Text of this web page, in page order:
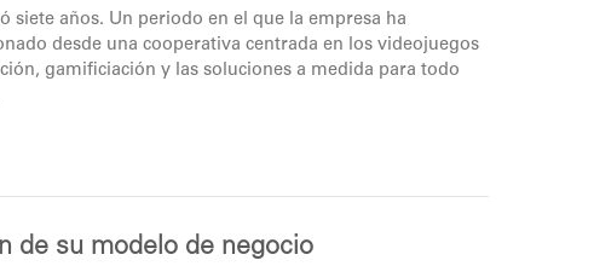
siete años. Un periodo en el que la empresa ha
desde una cooperativa centrada en los videojuegos
gamificiación y las soluciones a medida para todo
de su modelo de negocio